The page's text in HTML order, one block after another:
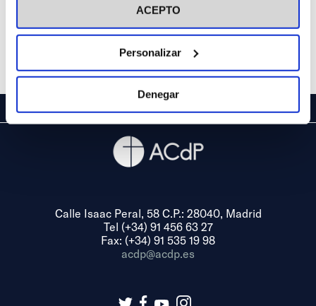
ACEPTO
Personalizar
Denegar
Calle Isaac Peral, 58 C.P.: 28040, Madrid
Tel (+34) 91 456 63 27
Fax: (+34) 91 535 19 98
acdp@acdp.es